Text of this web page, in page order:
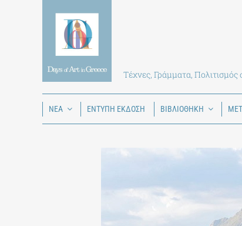
Τέχνες, Γράμματα,
ΝΕΑ ΕΝΤΥΠΗ ΕΚΔΟΣΗ ΒΙΒΛΙΟΘΗΚΗ